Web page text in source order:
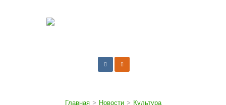
Главная > Новости > Культура